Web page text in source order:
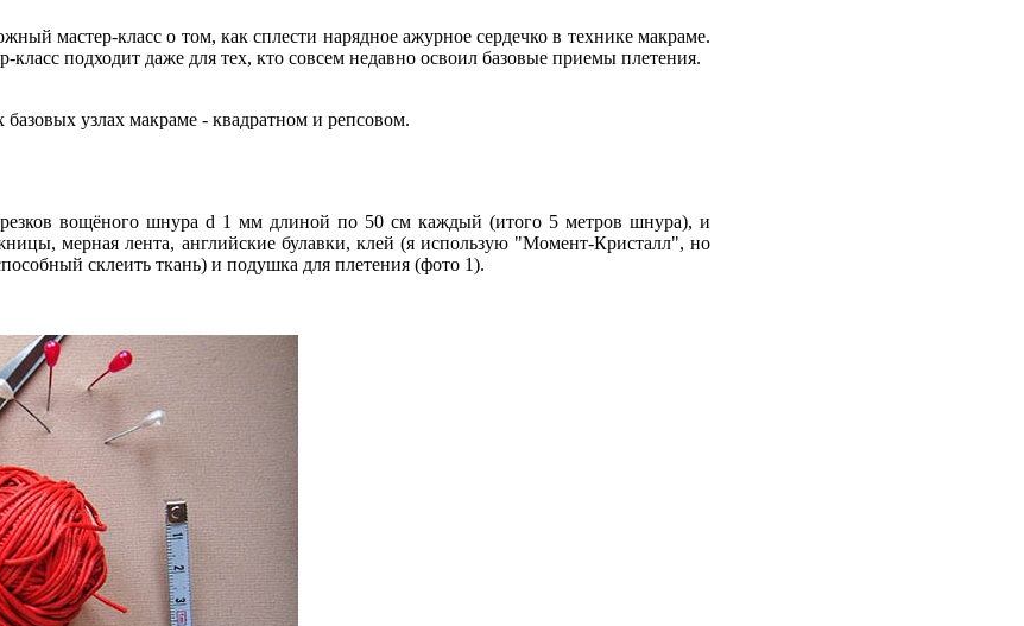
мастер-класс о том, как сплести нарядное ажурное сердечко в технике макраме.
класс подходит даже для тех, кто совсем недавно освоил базовые приемы плетения.
базовых узлах макраме - квадратном и репсовом.
вощёного шнура d 1 мм длиной по 50 см каждый (итого 5 метров шнура), и
мерная лента, английские булавки, клей (я использую "Момент-Кристалл", но
склеить ткань) и подушка для плетения (фото 1).